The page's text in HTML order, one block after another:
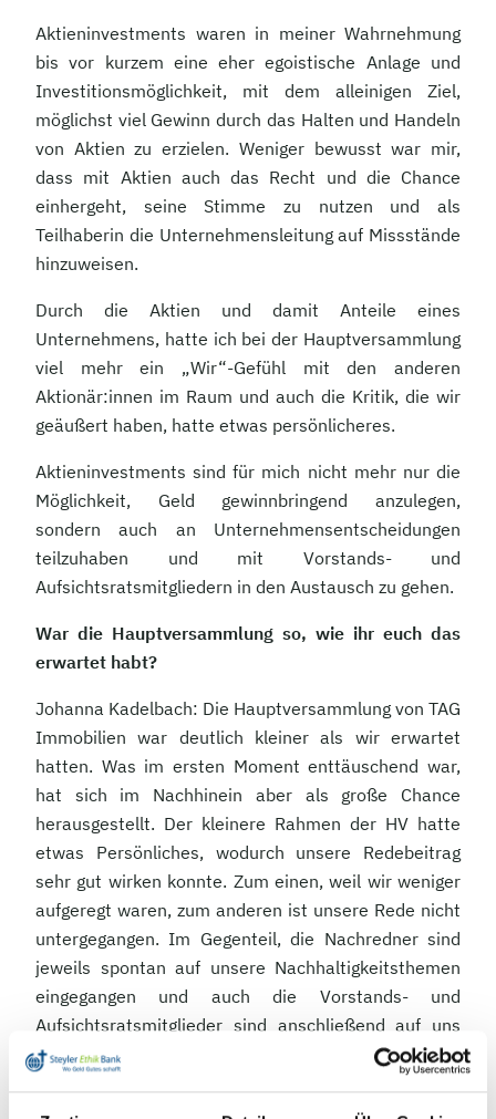
Aktieninvestments waren in meiner Wahrnehmung
bis vor kurzem eine eher egoistische Anlage und
Investitionsmöglichkeit, mit dem alleinigen Ziel,
möglichst viel Gewinn durch das Halten und Handeln
von Aktien zu erzielen. Weniger bewusst war mir,
dass mit Aktien auch das Recht und die Chance
einhergeht, seine Stimme zu nutzen und als
Teilhaberin die Unternehmensleitung auf Missstände
hinzuweisen.
Durch die Aktien und damit Anteile eines
Unternehmens, hatte ich bei der Hauptversammlung
viel mehr ein „Wir“-Gefühl mit den anderen
Aktionär:innen im Raum und auch die Kritik, die wir
geäußert haben, hatte etwas persönlicheres.
Aktieninvestments sind für mich nicht mehr nur die
Möglichkeit, Geld gewinnbringend anzulegen,
sondern auch an Unternehmensentscheidungen
teilzuhaben und mit Vorstands- und
Aufsichtsratsmitgliedern in den Austausch zu gehen.
War die Hauptversammlung so, wie ihr euch das
erwartet habt?
Johanna Kadelbach: Die Hauptversammlung von TAG
Immobilien war deutlich kleiner als wir erwartet
hatten. Was im ersten Moment enttäuschend war,
hat sich im Nachhinein aber als große Chance
herausgestellt. Der kleinere Rahmen der HV hatte
etwas Persönliches, wodurch unsere Redebeitrag
sehr gut wirken konnte. Zum einen, weil wir weniger
aufgeregt waren, zum anderen ist unsere Rede nicht
untergegangen. Im Gegenteil, die Nachredner sind
jeweils spontan auf unsere Nachhaltigkeitsthemen
eingegangen und auch die Vorstands- und
Aufsichtsratsmitglieder sind anschließend auf uns
zugekommen und haben interessiert mit uns das